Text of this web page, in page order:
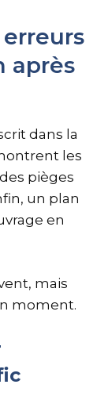
après
dans la
les
pièges
un plan
en
mais
moment.